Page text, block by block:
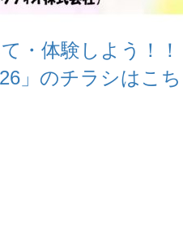
て・体験しよう！
」のチラシはこ